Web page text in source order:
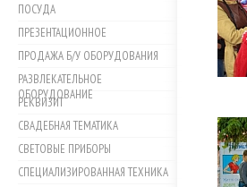
ПОСУДА
ПРЕЗЕНТАЦИОННОЕ
ПРОДАЖА Б/У ОБОРУДОВАНИЯ
РАЗВЛЕКАТЕЛЬНОЕ
ОБОРУДОВАНИЕ
РЕКВИЗИТ
СВАДЕБНАЯ ТЕМАТИКА
СВЕТОВЫЕ ПРИБОРЫ
СПЕЦИАЛИЗИРОВАННАЯ ТЕХНИКА